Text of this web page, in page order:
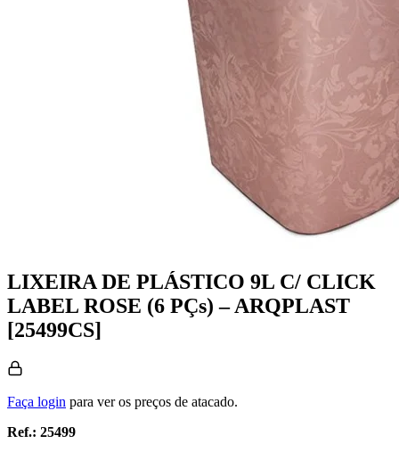
LIXEIRA DE PLÁSTICO 9L C/ CLICK
LABEL ROSE (6 PÇs) – ARQPLAST
[25499CS]
Faça login para ver os preços de atacado.
Ref.: 25499